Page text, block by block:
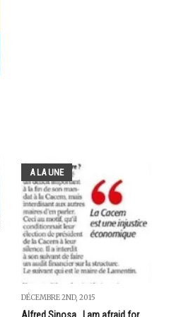
A LA UNE
DÉCEMBRE 2ND, 2015